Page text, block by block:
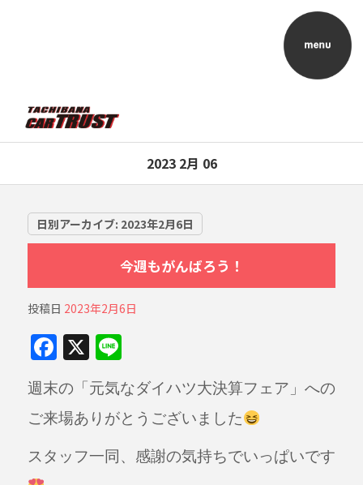
2023 2月 06
日別アーカイブ: 2023年2月6日
今週もがんばろう！
投稿日 2023年2月6日
F
a
c
e
b
X Li
n
e
週末の「元気なダイハツ大決算フェア」への
ご来場ありがとうございました
スタッフ一同、感謝の気持ちでいっぱいです